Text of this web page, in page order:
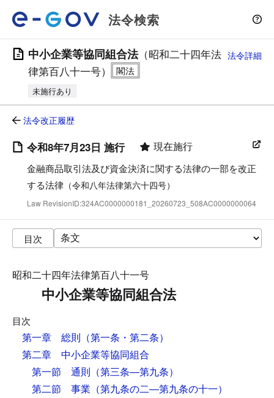
法令検索
中小企業等協同組合法（昭和二十四年法
律第百八十一号）
未施行あり
法令詳細
法令改正履歴
令和8年7月23日 施行 現在施行
金融商品取引法及び資金決済に関する法律の一部を改正
する法律 （令和八年法律第六十四号）
Law RevisionID:324AC0000000181_20260723_508AC0000000064
目次
昭和二十四年法律第百八十一号
中小企業等協同組合法
目次
第一章 総則 （第一条・第二条）
第二章 中小企業等協同組合
第一節 通則 （第三条―第九条）
第二節 事業 （第九条の二―第九条の十一）